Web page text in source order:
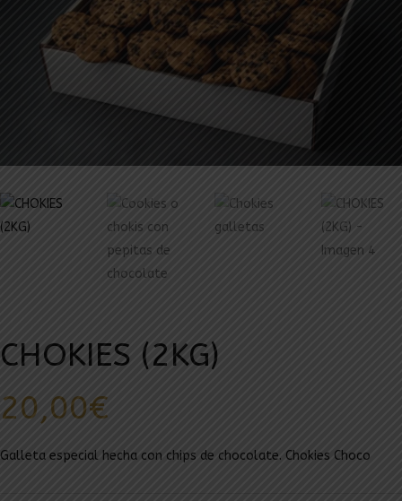
CHOKIES (2KG)
20,00€
Galleta especial hecha con chips de chocolate. Chokies Choco